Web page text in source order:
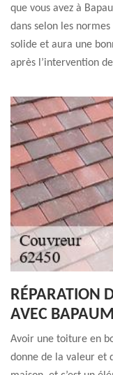
que vous avez à
dans selon les
solide et aura une
après l’intervention
RÉPARATION
AVEC
Avoir une toiture en
donne de la valeur et